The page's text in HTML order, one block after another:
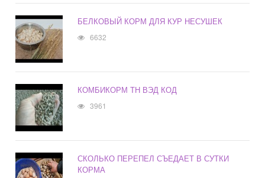
БЕЛКОВЫЙ КОРМ ДЛЯ КУР НЕСУШЕК
6632
КОМБИКОРМ ТН ВЭД КОД
3961
СКОЛЬКО ПЕРЕПЕЛ СЪЕДАЕТ В СУТКИ
КОРМА